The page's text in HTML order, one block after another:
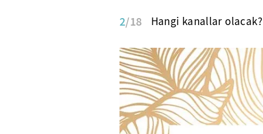
2/18 Hangi kanallar olacak?